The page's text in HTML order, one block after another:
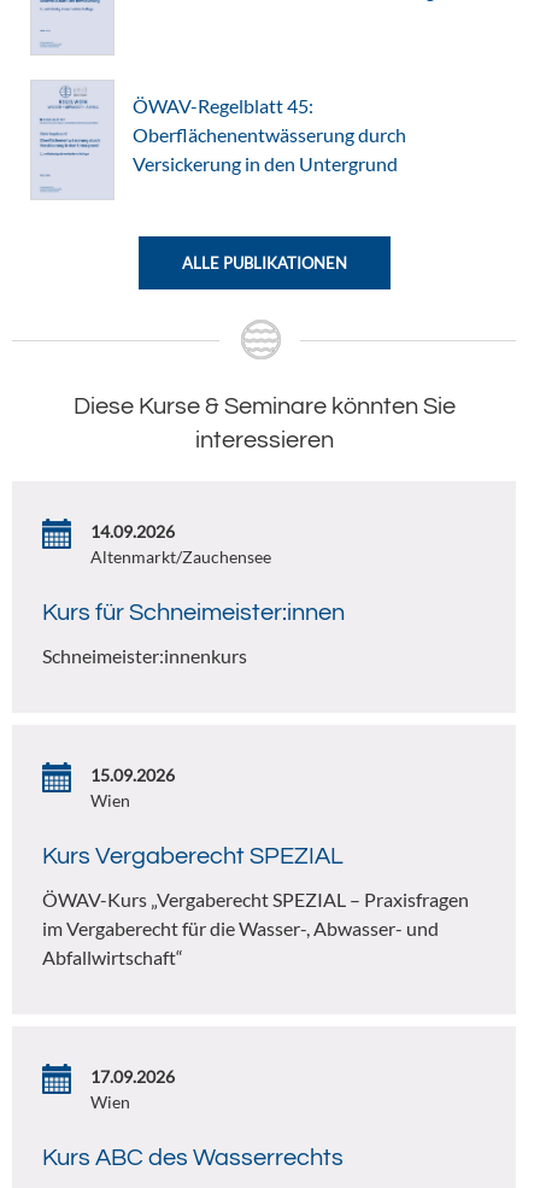
ÖWAV-Regelblatt 45:
Oberflächenentwässerung durch
Versickerung in den Untergrund
ALLE PUBLIKATIONEN
Diese Kurse & Seminare könnten Sie
interessieren
14.09.2026
Altenmarkt/Zauchensee
Kurs für Schneimeister:innen
Schneimeister:innenkurs
15.09.2026
Wien
Kurs Vergaberecht SPEZIAL
ÖWAV-Kurs „Vergaberecht SPEZIAL – Praxisfragen
im Vergaberecht für die Wasser-, Abwasser- und
Abfallwirtschaft“
17.09.2026
Wien
Kurs ABC des Wasserrechts